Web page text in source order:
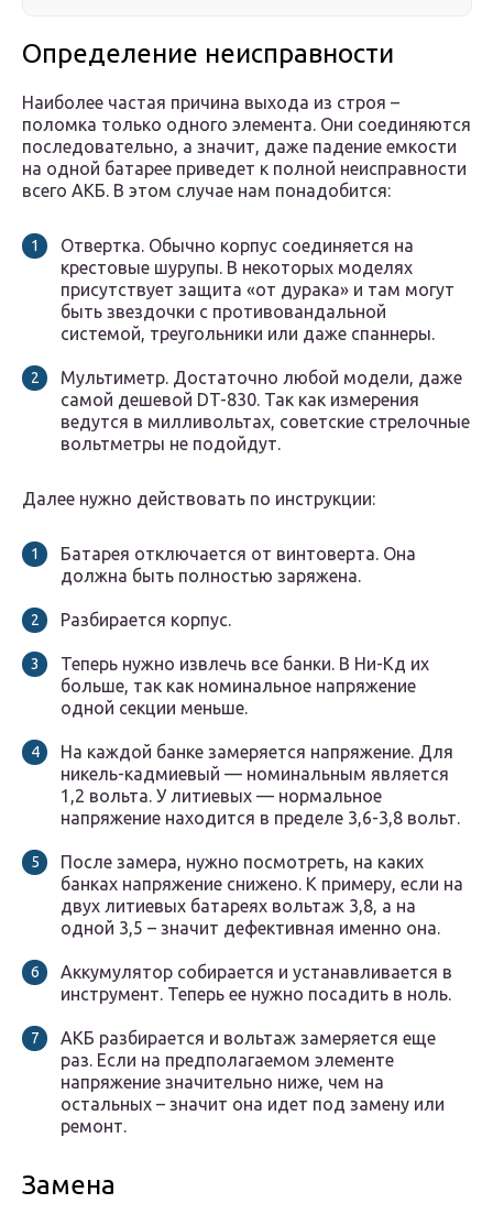
Определение неисправности
Наиболее частая причина выхода из строя –
поломка только одного элемента. Они соединяются
последовательно, а значит, даже падение емкости
на одной батарее приведет к полной неисправности
всего АКБ. В этом случае нам понадобится:
Отвертка. Обычно корпус соединяется на
крестовые шурупы. В некоторых моделях
присутствует защита «от дурака» и там могут
быть звездочки с противовандальной
системой, треугольники или даже спаннеры.
Мультиметр. Достаточно любой модели, даже
самой дешевой DT-830. Так как измерения
ведутся в милливольтах, советские стрелочные
вольтметры не подойдут.
Далее нужно действовать по инструкции:
Батарея отключается от винтоверта. Она
должна быть полностью заряжена.
Разбирается корпус.
Теперь нужно извлечь все банки. В Ни-Кд их
больше, так как номинальное напряжение
одной секции меньше.
На каждой банке замеряется напряжение. Для
никель-кадмиевый — номинальным является
1,2 вольта. У литиевых — нормальное
напряжение находится в пределе 3,6-3,8 вольт.
После замера, нужно посмотреть, на каких
банках напряжение снижено. К примеру, если на
двух литиевых батареях вольтаж 3,8, а на
одной 3,5 – значит дефективная именно она.
Аккумулятор собирается и устанавливается в
инструмент. Теперь ее нужно посадить в ноль.
АКБ разбирается и вольтаж замеряется еще
раз. Если на предполагаемом элементе
напряжение значительно ниже, чем на
остальных – значит она идет под замену или
ремонт.
Замена